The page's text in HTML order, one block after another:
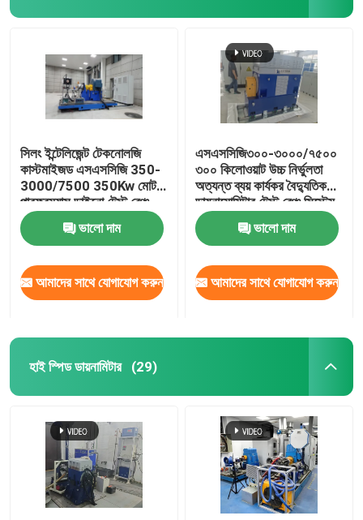
সিলং ইন্টেলিজেন্ট টেকনোলজি
কাস্টমাইজড এসএসসিজি 350-
3000/7500 350Kw মোটর
পারফরম্যান্স ডাইনো টেস্ট বেঞ্চ
ভালো দাম
আমাদের সাথে যোগাযোগ করুন
এসএসসিজি৩০০-৩০০০/৭৫০০
৩০০ কিলোওয়াট উচ্চ নির্ভুলতা
অত্যন্ত ব্যয় কার্যকর বৈদ্যুতিক
ডায়নামোমিটার টেস্ট বেঞ্চ সিস্টেম
ইভি মোটর পারফরম্যান্স পরীক্ষা
করার জন্য
ভালো দাম
আমাদের সাথে যোগাযোগ করুন
হাই স্পিড ডায়নামিটার (29)